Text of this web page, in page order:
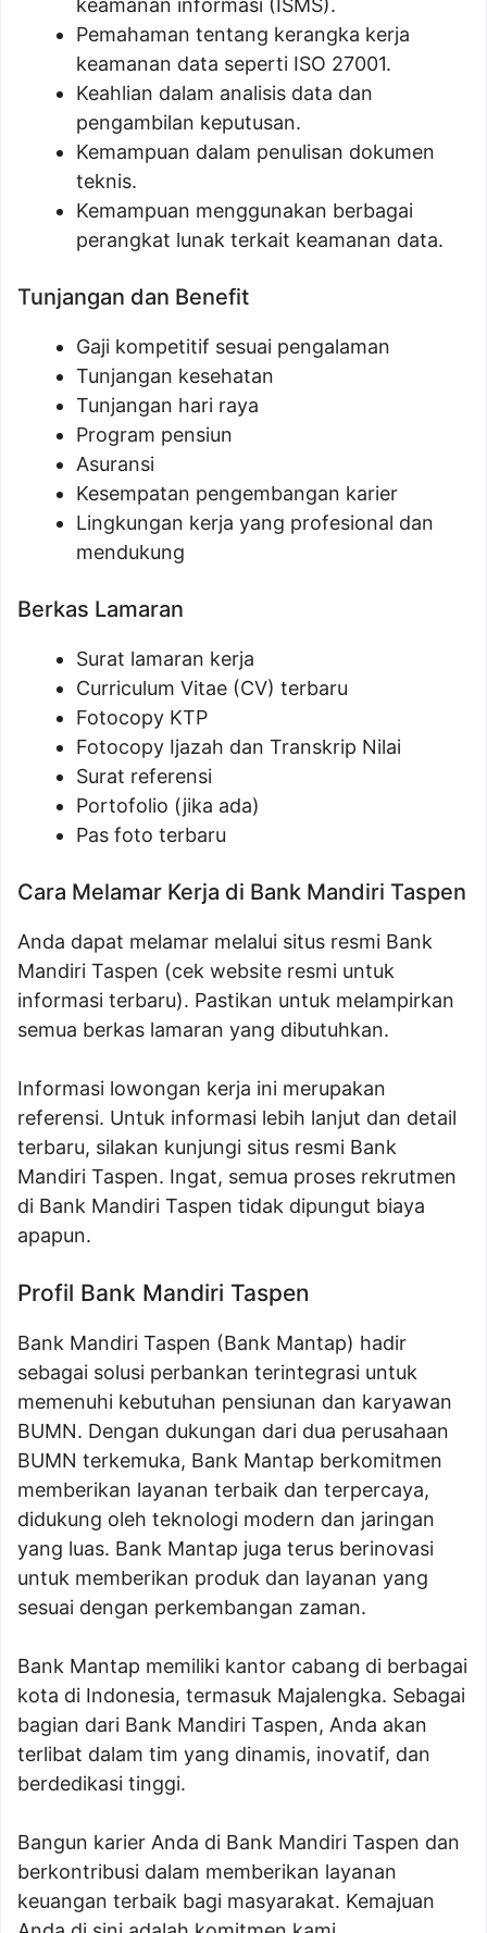
keamanan informasi (ISMS).
Pemahaman tentang kerangka kerja
keamanan data seperti ISO 27001.
Keahlian dalam analisis data dan
pengambilan keputusan.
Kemampuan dalam penulisan dokumen
teknis.
Kemampuan menggunakan berbagai
perangkat lunak terkait keamanan data.
Tunjangan dan Benefit
Gaji kompetitif sesuai pengalaman
Tunjangan kesehatan
Tunjangan hari raya
Program pensiun
Asuransi
Kesempatan pengembangan karier
Lingkungan kerja yang profesional dan
mendukung
Berkas Lamaran
Surat lamaran kerja
Curriculum Vitae (CV) terbaru
Fotocopy KTP
Fotocopy Ijazah dan Transkrip Nilai
Surat referensi
Portofolio (jika ada)
Pas foto terbaru
Cara Melamar Kerja di Bank Mandiri Taspen
Anda dapat melamar melalui situs resmi Bank
Mandiri Taspen (cek website resmi untuk
informasi terbaru). Pastikan untuk melampirkan
semua berkas lamaran yang dibutuhkan.
Informasi lowongan kerja ini merupakan
referensi. Untuk informasi lebih lanjut dan detail
terbaru, silakan kunjungi situs resmi Bank
Mandiri Taspen. Ingat, semua proses rekrutmen
di Bank Mandiri Taspen tidak dipungut biaya
apapun.
Profil Bank Mandiri Taspen
Bank Mandiri Taspen (Bank Mantap) hadir
sebagai solusi perbankan terintegrasi untuk
memenuhi kebutuhan pensiunan dan karyawan
BUMN. Dengan dukungan dari dua perusahaan
BUMN terkemuka, Bank Mantap berkomitmen
memberikan layanan terbaik dan terpercaya,
didukung oleh teknologi modern dan jaringan
yang luas. Bank Mantap juga terus berinovasi
untuk memberikan produk dan layanan yang
sesuai dengan perkembangan zaman.
Bank Mantap memiliki kantor cabang di berbagai
kota di Indonesia, termasuk Majalengka. Sebagai
bagian dari Bank Mandiri Taspen, Anda akan
terlibat dalam tim yang dinamis, inovatif, dan
berdedikasi tinggi.
Bangun karier Anda di Bank Mandiri Taspen dan
berkontribusi dalam memberikan layanan
keuangan terbaik bagi masyarakat. Kemajuan